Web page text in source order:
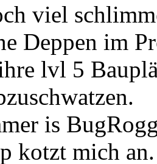
viel
Deppen im
lvl 5
is
kotzt mich an.